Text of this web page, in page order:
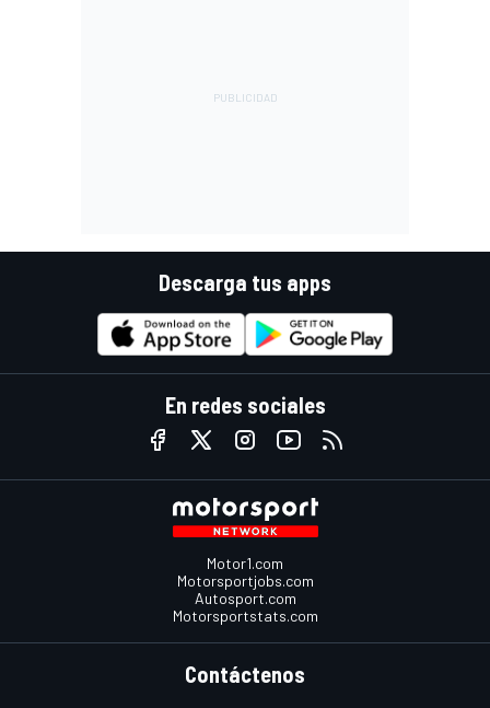
Descarga tus apps
En redes sociales
Motor1.com
Motorsportjobs.com
Autosport.com
Motorsportstats.com
Contáctenos